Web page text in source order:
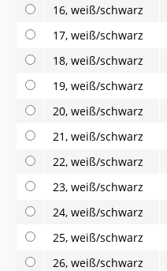
16, weiß/schwarz
17, weiß/schwarz
18, weiß/schwarz
19, weiß/schwarz
20, weiß/schwarz
21, weiß/schwarz
22, weiß/schwarz
23, weiß/schwarz
24, weiß/schwarz
25, weiß/schwarz
26, weiß/schwarz